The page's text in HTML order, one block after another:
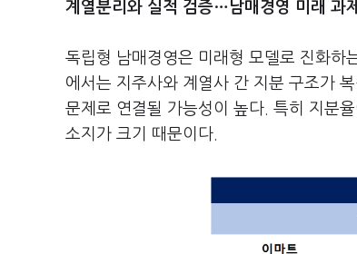
계열분리와 실적 검증…남매경영 미래 과제
독립형 남매경영은 미래형 모델로 진화하
에서는 지주사와 계열사 간 지분 구조가
문제로 연결될 가능성이 높다. 특히 지분
소지가 크기 때문이다.